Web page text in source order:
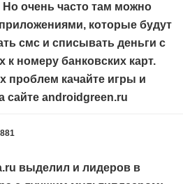
очень часто там можно
которые будут
смс и списывать деньги с
к номеру банковских карт.
проблем качайте игры и
сайте androidgreen.ru
выделил и лидеров в